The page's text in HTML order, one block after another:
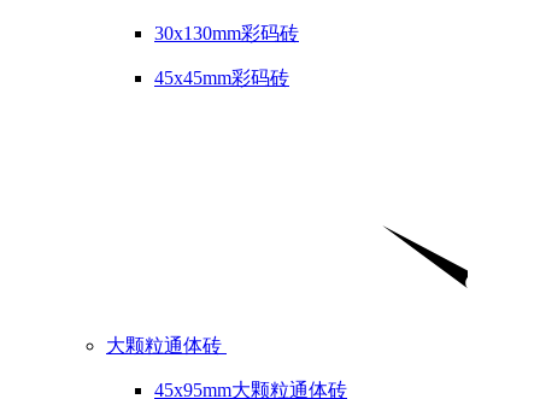
30x130mm彩码砖
45x45mm彩码砖
大颗粒通体砖
45x95mm大颗粒通体砖